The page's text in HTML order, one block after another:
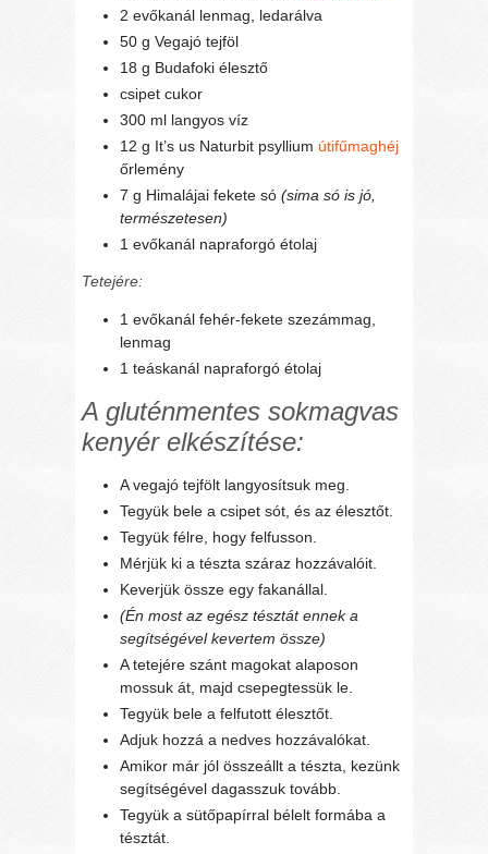
2 evőkanál lenmag, ledarálva
50 g Vegajó tejföl
18 g Budafoki élesztő
csipet cukor
300 ml langyos víz
12 g It’s us Naturbit psyllium útifűmaghéj
őrlemény
7 g Himalájai fekete só(sima só is jó,
természetesen)
1 evőkanál napraforgó étolaj
Tetejére:
1 evőkanál fehér-fekete szezámmag,
lenmag
1 teáskanál napraforgó étolaj
A gluténmentes sokmagvas
kenyér elkészítése:
A vegajó tejfölt langyosítsuk meg.
Tegyük bele a csipet sót, és az élesztőt.
Tegyük félre, hogy felfusson.
Mérjük ki a tészta száraz hozzávalóit.
Keverjük össze egy fakanállal.
(Én most az egész tésztát ennek a
segítségével kevertem össze)
A tetejére szánt magokat alaposon
mossuk át, majd csepegtessük le.
Tegyük bele a felfutott élesztőt.
Adjuk hozzá a nedves hozzávalókat.
Amikor már jól összeállt a tészta, kezünk
segítségével dagasszuk tovább.
Tegyük a sütőpapírral bélelt formába a
tésztát.